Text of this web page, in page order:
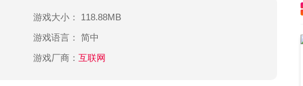
游戏大小： 118.88MB
游戏语言： 简中
游戏厂商： 互联网